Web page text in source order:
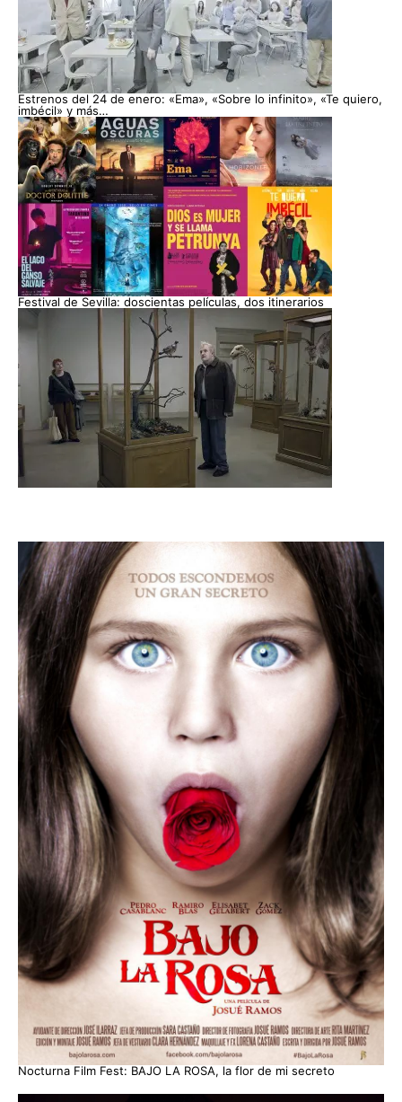
Estrenos del 24 de enero: «Ema», «Sobre lo infinito», «Te quiero,
imbécil» y más…
Festival de Sevilla: doscientas películas, dos itinerarios
Nocturna Film Fest: BAJO LA ROSA, la flor de mi secreto